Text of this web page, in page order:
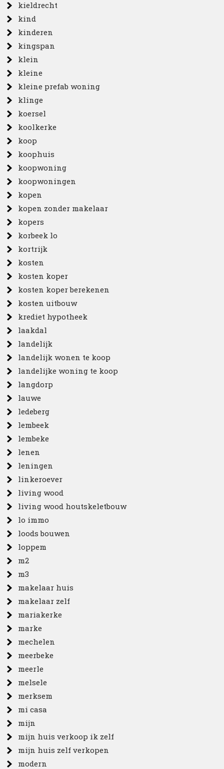
kieldrecht
kind
kinderen
kingspan
klein
kleine
kleine prefab woning
klinge
koersel
koolkerke
koop
koophuis
koopwoning
koopwoningen
kopen
kopen zonder makelaar
kopers
korbeek lo
kortrijk
kosten
kosten koper
kosten koper berekenen
kosten uitbouw
krediet hypotheek
laakdal
landelijk
landelijk wonen te koop
landelijke woning te koop
langdorp
lauwe
ledeberg
lembeek
lembeke
lenen
leningen
linkeroever
living wood
living wood houtskeletbouw
lo immo
loods bouwen
loppem
m2
m3
makelaar huis
makelaar zelf
mariakerke
marke
mechelen
meerbeke
meerle
melsele
merksem
mi casa
mijn
mijn huis verkoop ik zelf
mijn huis zelf verkopen
modern